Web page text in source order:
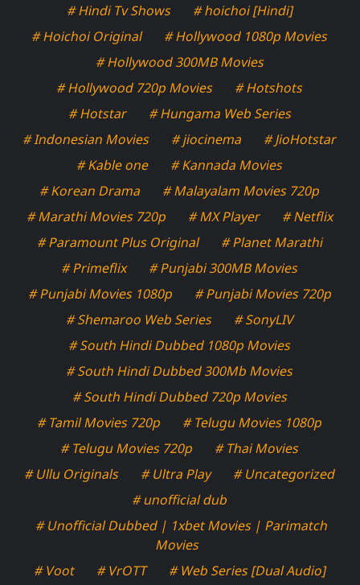
# Hindi Tv Shows
# hoichoi [Hindi]
# Hoichoi Original
# Hollywood 1080p Movies
# Hollywood 300MB Movies
# Hollywood 720p Movies
# Hotshots
# Hotstar
# Hungama Web Series
# Indonesian Movies
# jiocinema
# JioHotstar
# Kable one
# Kannada Movies
# Korean Drama
# Malayalam Movies 720p
# Marathi Movies 720p
# MX Player
# Netflix
# Paramount Plus Original
# Planet Marathi
# Primeflix
# Punjabi 300MB Movies
# Punjabi Movies 1080p
# Punjabi Movies 720p
# Shemaroo Web Series
# SonyLIV
# South Hindi Dubbed 1080p Movies
# South Hindi Dubbed 300Mb Movies
# South Hindi Dubbed 720p Movies
# Tamil Movies 720p
# Telugu Movies 1080p
# Telugu Movies 720p
# Thai Movies
# Ullu Originals
# Ultra Play
# Uncategorized
# unofficial dub
# Unofficial Dubbed | 1xbet Movies | Parimatch
Movies
# Voot
# VrOTT
# Web Series [Dual Audio]